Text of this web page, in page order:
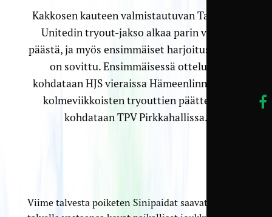
Kakkosen kauteen valmistautuvan Tampere
Unitedin tryout-jakso alkaa parin viikon
päästä, ja myös ensimmäiset harjoitusottelut
on sovittu. Ensimmäisessä ottelussa
kohdataan HJS vieraissa Hämeenlinnassa ja
kolmeviikkoisten tryouttien päätteeksi
kohdataan TPV Pirkkahallissa.
Viime talvesta poiketen Sinipaidat saavat jo